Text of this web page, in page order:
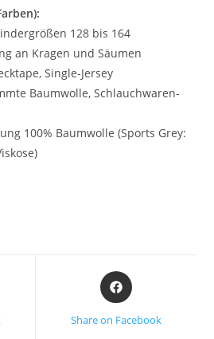
128 bis 164
an Kragen und Säumen
Single-Jersey
Baumwolle, Schlauchwaren-
100% Baumwolle (Sports Grey:
Share on Facebook